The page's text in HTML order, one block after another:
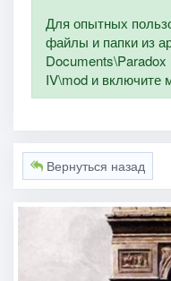
Для опытных
файлы и папки из
IV\mod и включите
Вернуться назад